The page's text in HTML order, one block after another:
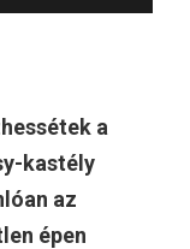
a
kastély
az
épen